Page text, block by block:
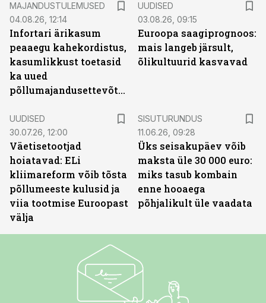
MAJANDUSTULEMUSED
04.08.26, 12:14
Infortari ärikasum
peaaegu kahekordistus,
kasumlikkust toetasid
ka uued
põllumajandusettevõtted
UUDISED
03.08.26, 09:15
Euroopa saagiprognoos:
mais langeb järsult,
õlikultuurid kasvavad
UUDISED
30.07.26, 12:00
Väetisetootjad
hoiatavad: ELi
kliimareform võib tõsta
põllumeeste kulusid ja
viia tootmise Euroopast
välja
SISUTURUNDUS
11.06.26, 09:28
Üks seisakupäev võib
maksta üle 30 000 euro:
miks tasub kombain
enne hooaega
põhjalikult üle vaadata